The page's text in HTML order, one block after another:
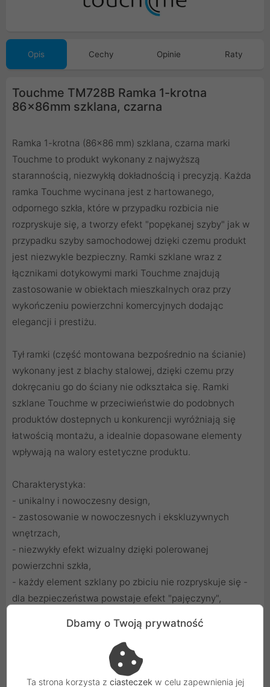
Opis Cechy Opinie Raty
Touchme TM728B Ramka 1-krotna
86x86mm szklana, czarna
Ramka 1-krotna (86x86 mm) szklana, czarna marki
Touchme to produkt wykonany z najwyższą
starannością, niezwykłą dokładnością i precyzją. Każda
ramka Touchme wycinana jest z hartowanego,
odpornego szkła, które w przypadku rozbicia nie
rozpryskuje się, a tworzy efekt "popękanej szyby" jak w
przypadku szyby samochodowej dzięki czemu produkt
jest niezwykle bezpieczny. Ramki szklane wraz z
łącznikami dotykowymi marki Touchme znajdują
zastosowanie w obiektach mieszkalnych oraz przy
wykończeniu powierzchni komercyjnych dodając
elegancji i prestiżu.
Tył ramki (część montowana bezpośrednio na ścianie)
wykonany jest z blachy stalowej, dzięki czemu przy
dokręcaniu go do ściany nie odkształca się. Ramki
szklane Touchme w przeciwieństwie do podobnych
produktów dostepnych u konkurencji wyróżniają się
łatwością montażu, a idealnie dopasowane elementy
wpływają na walory estetyczne produktu.
Charakterystyka:
- unikalny i nowoczesny design,
- zastosowanie w nowoczesnych i ekskluzywnych
wnętrzach,
- niezwykły efekt wizualny dzięki polerowanej
powierzchni szkła,
- każdy element szklany po zbiciu nie rozpryskuje się -
dla bezpieczeństwa powstaje efekt "pajęczyny",
- ramki szklane Touchme występują w trzech kolorach:
białym, czarnym, złotym,
- wymiar ramki: 86x86 mm,
- grubość szkła: 4mm.
Dbamy o Twoją prywatność
Ta strona korzysta z ciasteczek w celu zapewnienia jej